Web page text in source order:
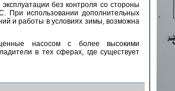
без контроля со стороны
При использовании дополнительных
и работы в условиях зимы, возможна
насосом с более высокими
в тех сферах, где существует